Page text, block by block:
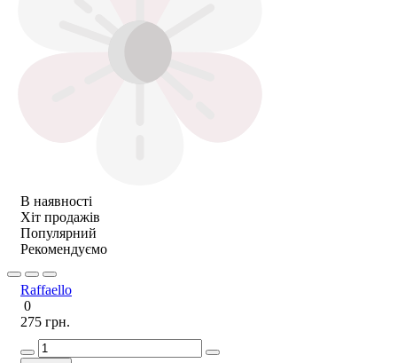
В наявності
Хіт продажів
Популярний
Рекомендуємо
Raffaello
0
275 грн.